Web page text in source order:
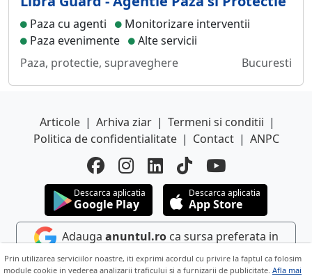
Paza cu agenti
Monitorizare interventii
Paza evenimente
Alte servicii
Paza, protectie, supraveghere
Bucuresti
Articole | Arhiva ziar | Termeni si conditii |
Politica de confidentialitate | Contact | ANPC
Descarca aplicatia
Google Play
Descarca aplicatia
App Store
Adauga anuntul.roca sursa preferata in
Google
Prin utilizarea serviciilor noastre, iti exprimi acordul cu privire la faptul ca folosim
module cookie in vederea analizarii traficului si a furnizarii de publicitate. Afla mai